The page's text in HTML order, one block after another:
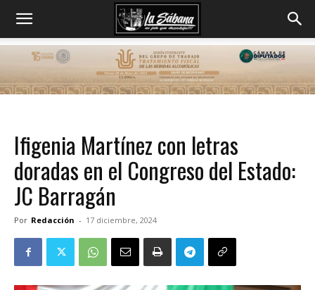
Ifigenia Martínez con letras
doradas en el Congreso del Estado:
JC Barragán
Por Redacción - 17 diciembre, 2024